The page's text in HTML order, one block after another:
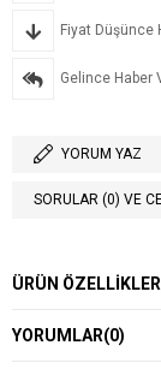
Fiyat Düşünce
Gelince Haber
YORUM YAZ
SORULAR (0) VE
ÜRÜN
YORUMLAR(0)